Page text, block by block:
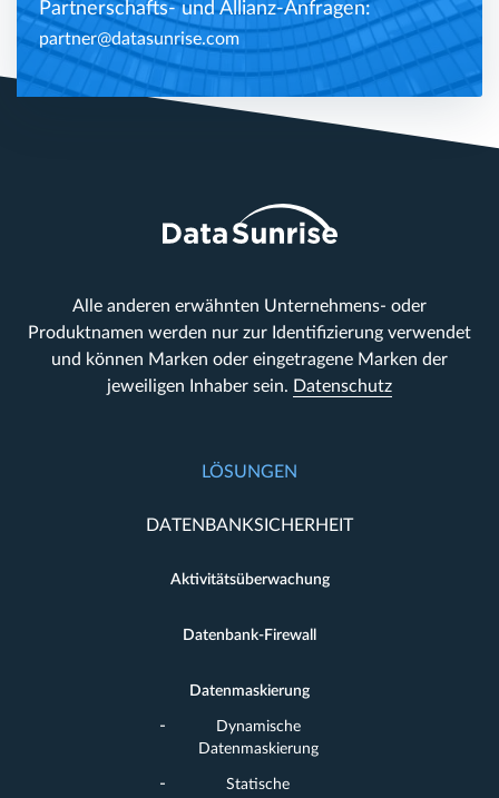
Partnerschafts- und Allianz-Anfragen:
partner@datasunrise.com
Alle anderen erwähnten Unternehmens- oder
Produktnamen werden nur zur Identifizierung verwendet
und können Marken oder eingetragene Marken der
jeweiligen Inhaber sein. Datenschutz
LÖSUNGEN
DATENBANKSICHERHEIT
Aktivitätsüberwachung
Datenbank-Firewall
Datenmaskierung
Dynamische
Datenmaskierung
Statische